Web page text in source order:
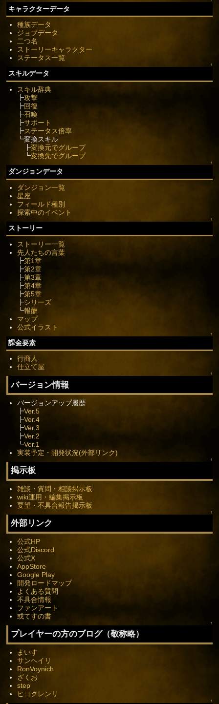
キャラクターデータ
種族データ
ジョブデータ
二つ名
ストーリーキャラクター
ステータス一覧
↑
スキルデータ
スキル辞典
┣攻撃
┣回復
┣召喚
┣サポート
┣ステータス倍率
┗変換スキル
┣変換元でグループ
┗変換先でグループ
↑
ダンジョンデータ
ダンジョン一覧
星座
フィールド種別
探索中のイベント
↑
ストーリー
ストーリー一覧
先人たちの言葉
┣第1章
┣第2章
┣第3章
┣第4章
┣第5章
┣シリーズ
┗報酬
マップ
公式イラスト
↑
課金要素
行商人
仕立て屋
↑
バージョン情報
バージョンアップ履歴
┣Ver.5
┣Ver.4
┣Ver.3
┣Ver.2
┗Ver.1
実装予定・開発状況(外部リンク)
↑
掲示板
雑談・質問・相談掲示板
wiki運用・編集掲示板
要望・不具合報告掲示板
↑
外部リンク
公式HP
公式Discord
公式X
AppStore
Google Play
開発ロードマップ
よくある質問
不具合情報
ファンアート
或てすの書
↑
プレイヤーの方のブログ（敬称略）
まいす
サンヘイリ
RonVoynich
ざくお
step
ヒヨクレンリ
↑